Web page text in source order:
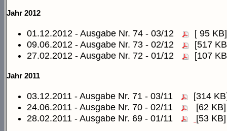
Jahr 2012
01.12.2012 - Ausgabe Nr. 74 - 03/12
[ 95 KB]
09.06.2012 - Ausgabe Nr. 73 - 02/12
[517
27.02.2012 - Ausgabe Nr. 72 - 01/12
[107
Jahr 2011
03.12.2011 - Ausgabe Nr. 71 - 03/11
[314
24.06.2011 - Ausgabe Nr. 70 - 02/11
[62 KB]
28.02.2011 - Ausgabe Nr. 69 - 01/11
[53 KB]